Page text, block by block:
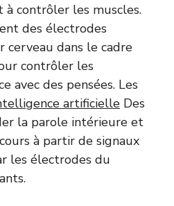
à contrôler les muscles.
des électrodes
cerveau dans le cadre
contrôler les
avec des pensées. Les
artificielle Des
la parole intérieure et
à partir de signaux
les électrodes du